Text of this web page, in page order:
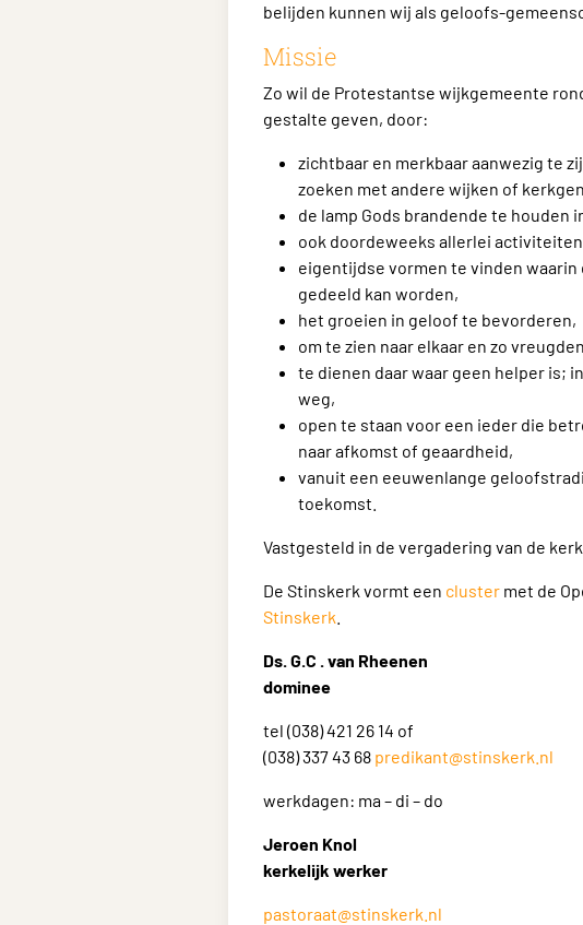
belijden kunnen wij als geloofs-
Missie
Zo wil de Protestantse wijkgemeente
gestalte geven, door:
zichtbaar en merkbaar aanwezig te
zoeken met andere wijken of
de lamp Gods brandende te houden
ook doordeweeks allerlei
eigentijdse vormen te vinden waarin
gedeeld kan worden,
het groeien in geloof te bevorderen,
om te zien naar elkaar en zo
te dienen daar waar geen helper is;
weg,
open te staan voor een ieder die
naar afkomst of geaardheid,
vanuit een eeuwenlange
toekomst.
Vastgesteld in de vergadering van de
De Stinskerk vormt een cluster met de
Stinskerk
Ds. G.C . van Rheenen
dominee
tel (038) 421 26 14 of
(038) 337 43 68 predikant@stinskerk.nl
werkdagen: ma – di – do
Jeroen Knol
kerkelijk werker
pastoraat@stinskerk.nl